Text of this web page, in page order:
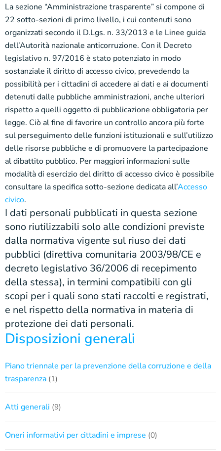
La sezione “Amministrazione trasparente” si compone di
22 sotto-sezioni di primo livello, i cui contenuti sono
organizzati secondo il D.Lgs. n. 33/2013 e le Linee guida
dell’Autorità nazionale anticorruzione. Con il Decreto
legislativo n. 97/2016 è stato potenziato in modo
sostanziale il diritto di accesso civico, prevedendo la
possibilità per i cittadini di accedere ai dati e ai documenti
detenuti dalle pubbliche amministrazioni, anche ulteriori
rispetto a quelli oggetto di pubblicazione obbligatoria per
legge. Ciò al fine di favorire un controllo ancora più forte
sul perseguimento delle funzioni istituzionali e sull’utilizzo
delle risorse pubbliche e di promuovere la partecipazione
al dibattito pubblico. Per maggiori informazioni sulle
modalità di esercizio del diritto di accesso civico è possibile
consultare la specifica sotto-sezione dedicata all’Accesso
civico.
I dati personali pubblicati in questa sezione
sono riutilizzabili solo alle condizioni previste
dalla normativa vigente sul riuso dei dati
pubblici (direttiva comunitaria 2003/98/CE e
decreto legislativo 36/2006 di recepimento
della stessa), in termini compatibili con gli
scopi per i quali sono stati raccolti e registrati,
e nel rispetto della normativa in materia di
protezione dei dati personali.
Disposizioni generali
Piano triennale per la prevenzione della corruzione e della
trasparenza (1)
Atti generali (9)
Oneri informativi per cittadini e imprese (0)